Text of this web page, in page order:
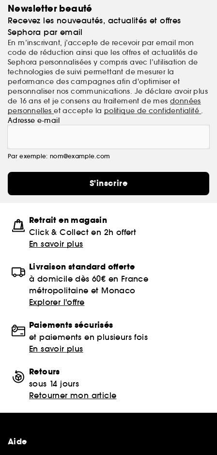
Newsletter beauté
Recevez les nouveautés, actualités et offres
Sephora par email
En m’inscrivant, j’accepte de recevoir par email mon
code de réduction ainsi que les offres et actualités de
Sephora personnalisées y compris avec l’utilisation de
technologies de suivi permettant de mesurer la
performance des campagnes afin d'optimiser et
personnaliser nos communications. Je déclare avoir plus
de 16 ans et je consens au traitement de mes données
personnelleset accepte la politique de confidentialité .
Adresse e-mail
Par exemple: nom@example.com
S'inscrire
Retrait en magasin
Click & Collect en 2h offert
En savoir plus
Livraison standard offerte
à domicile dès 60€ en France
métropolitaine et Monaco
Explorer l'offre
Paiements sécurisés
et paiements en plusieurs fois
En savoir plus
Retours
sous 14 jours
Retourner mon article
Aide